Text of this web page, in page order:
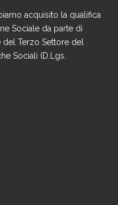
acquisito la qualifica
Sociale da parte di
del Terzo Settore del
Sociali (D.Lgs.